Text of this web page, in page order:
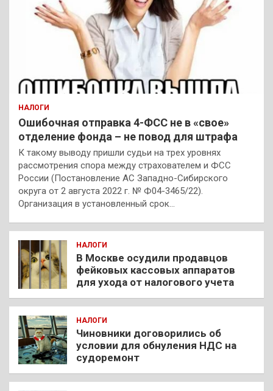
НАЛОГИ
Ошибочная отправка 4-ФСС не в «свое»
отделение фонда – не повод для штрафа
К такому выводу пришли судьи на трех уровнях
рассмотрения спора между страхователем и ФСС
России (Постановление АС Западно-Сибирского
округа от 2 августа 2022 г. № Ф04-3465/22).
Организация в установленный срок…
НАЛОГИ
В Москве осудили продавцов
фейковых кассовых аппаратов
для ухода от налогового учета
НАЛОГИ
Чиновники договорились об
условии для обнуления НДС на
судоремонт